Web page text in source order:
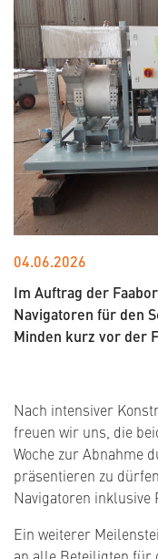
04.06.2026
Im Auftrag der
Navigatoren für den
Minden kurz vor der
Nach intensiver
freuen wir uns, die
Woche zur Abnahme
präsentieren zu
Navigatoren
Ein weiterer